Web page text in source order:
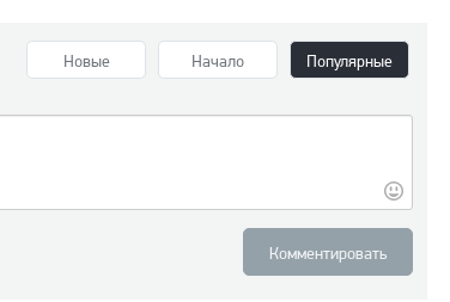
Новые Начало Популярные
Комментировать